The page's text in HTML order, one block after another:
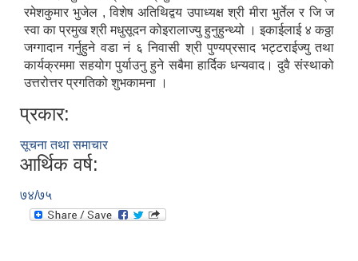
रमेशकुमार भुजेल , विशेष अतिथिद्वय उपाध्यक्ष श्री मीरा भुर्तेल र जि ज
स्वा का प्रमुख श्री मधुसूदन कोइरालाज्यु हुनुहुन्थ्यो । इकाईलाई ४ कठ्ठा
जग्गादान गर्नुहुने वडा नं ६ निवासी श्री पुण्यप्रसाद भट्टराईज्यु तथा
कार्यक्रममा सहयोग पुर्याउनु हुने सबैमा हार्दिक धन्यवाद। दुवै संस्थाको
उत्तरोत्तर प्रगतिको शुभकामना ।
प्रकार:
सूचना तथा समाचार
आर्थिक वर्ष:
७४/७५